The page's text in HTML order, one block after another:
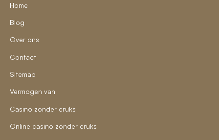
Home
Blog
Over ons
Contact
Sitemap
Vermogen van
Casino zonder cruks
Online casino zonder cruks